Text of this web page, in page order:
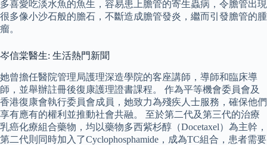
多喜愛吃淡水魚的魚生，容易患上膽管的寄生蟲病，令膽管出現
很多像小沙石般的膽石，不斷造成膽管發炎，繼而引發膽管的腫
瘤。
岑信棠醫生: 生活熱門新聞
她曾擔任醫院管理局護理深造學院的客座講師，導師和臨床導
師，並舉辦註冊後復康護理證書課程。 作為平等機會委員會及
香港復康會執行委員會成員，她致力為殘疾人士服務，確保他們
享有應有的權利並推動社會共融。 至於第二代及第三代的治療
乳癌化療組合藥物，均以藥物多西紫杉醇（Docetaxel）為主幹，
第二代則同時加入了Cyclophosphamide，成為TC組合，患者需要